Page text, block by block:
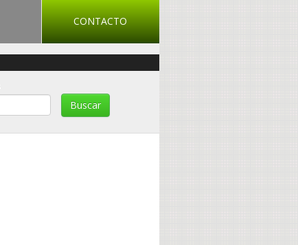
CONTACTO